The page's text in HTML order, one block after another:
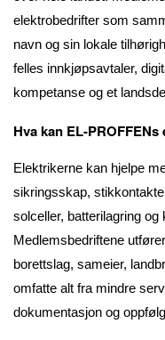
elektrobedrifter som
navn og sin lokale
felles innkjøpsavtaler,
kompetanse og et
Hva kan EL-
Elektrikerne kan hjelpe
sikringsskap,
solceller, batterilagring
Medlemsbedriftene
borettslag, sameier,
omfatte alt fra mindre
dokumentasjon og